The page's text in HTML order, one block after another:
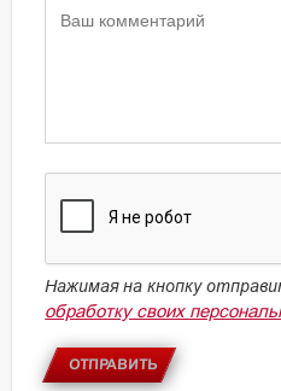
Нажимая на кнопку
обработку своих
ОТПРАВИТЬ